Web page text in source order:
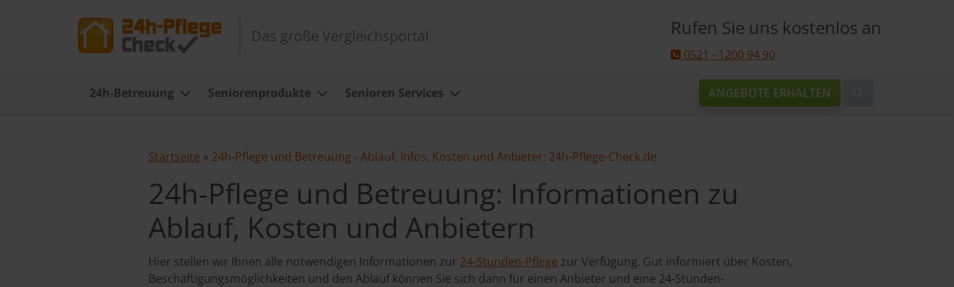
Das große Vergleichsportal Rufen Sie uns kostenlos an
0521 - 1200 94 90
24h-Betreuung Seniorenprodukte Senioren Services ANGEBOTE ERHALTEN
Startseite » 24h-Pflege und Betreuung - Ablauf, Infos, Kosten und Anbieter: 24h-Pflege-Check.de
24h-Pflege und Betreuung: Informationen zu
Ablauf, Kosten und Anbietern
Hier stellen wir Ihnen alle notwendigen Informationen zur 24-Stunden-Pflege zur Verfügung. Gut informiert über Kosten,
Beschäftigungsmöglichkeiten und den Ablauf können Sie sich dann für einen Anbieter und eine 24-Stunden-